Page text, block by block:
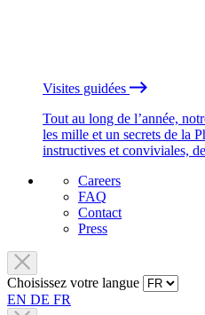
Visites guidées
Tout au long de l’année,
les mille et un secrets de la
instructives et conviviales,
Careers
FAQ
Contact
Press
Choisissez votre langue
EN DE FR